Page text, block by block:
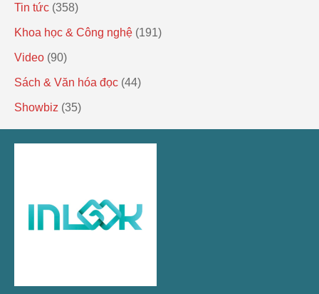
Tin tức (358)
Khoa học & Công nghệ (191)
Video (90)
Sách & Văn hóa đọc (44)
Showbiz (35)